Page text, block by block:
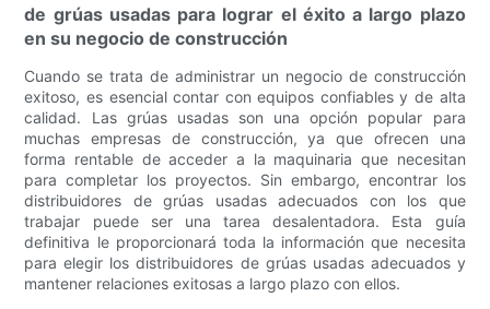
de grúas usadas para lograr el éxito a largo plazo
en su negocio de construcción
Cuando se trata de administrar un negocio de construcción
exitoso, es esencial contar con equipos confiables y de alta
calidad. Las grúas usadas son una opción popular para
muchas empresas de construcción, ya que ofrecen una
forma rentable de acceder a la maquinaria que necesitan
para completar los proyectos. Sin embargo, encontrar los
distribuidores de grúas usadas adecuados con los que
trabajar puede ser una tarea desalentadora. Esta guía
definitiva le proporcionará toda la información que necesita
para elegir los distribuidores de grúas usadas adecuados y
mantener relaciones exitosas a largo plazo con ellos.